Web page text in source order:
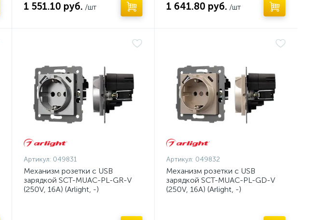
1 551.10 руб. /шт 1 641.80 руб. /шт
Артикул: 049831
Механизм розетки с USB
зарядкой SCT-MUAC-PL-GR-V
(250V, 16A) (Arlight, -)
Артикул: 049832
Механизм розетки с USB
зарядкой SCT-MUAC-PL-GD-V
(250V, 16A) (Arlight, -)